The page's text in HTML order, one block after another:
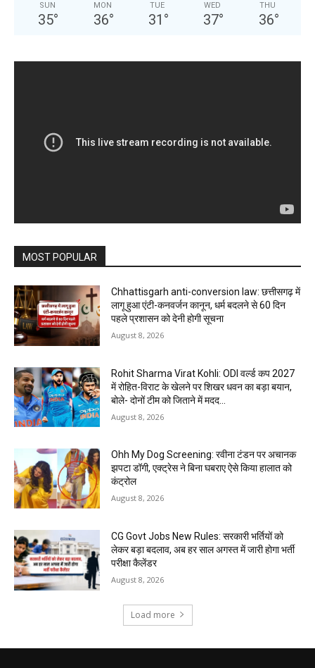
SUN
35°
MON
36°
TUE
31 °
WED
37°
THU
36°
MOST POPULAR
Chhattisgarh anti-conversion law: छत्तीसगढ़ में
लागू हुआ एंटी-कनवर्जन कानून, धर्म बदलने से 60 दिन
पहले प्रशासन को देनी होगी सूचना
August 8, 2026
Rohit Sharma Virat Kohli: ODI वर्ल्ड कप 2027
में रोहित-विराट के खेलने पर शिखर धवन का बड़ा बयान,
बोले- दोनों टीम को जिताने में मदद...
August 8, 2026
Ohh My Dog Screening: रवीना टंडन पर अचानक
झपटा डॉगी, एक्ट्रेस ने बिना घबराए ऐसे किया हालात को
कंट्रोल
August 8, 2026
CG Govt Jobs New Rules: सरकारी भर्तियों को
लेकर बड़ा बदलाव, अब हर साल अगस्त में जारी होगा भर्ती
परीक्षा कैलेंडर
August 8, 2026
Load more